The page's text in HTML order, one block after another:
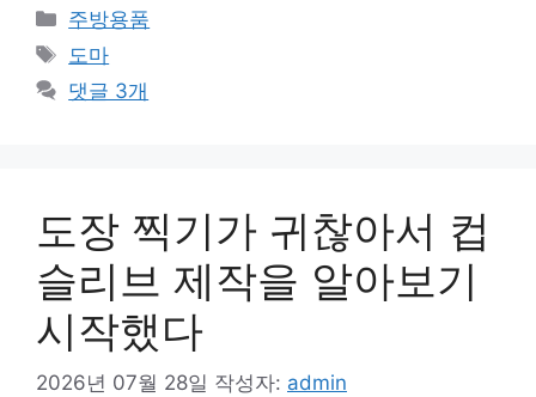
카
테
리
주방용품
태
그
도마
댓글 3개
도장 찍기가 귀찮아서 컵
슬리브 제작을 알아보기
시작했다
2026년 07월 28일 작성자: admin